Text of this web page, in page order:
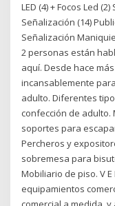
LED (4) + Focos Led
Señalización (14)
Señalización
2 personas están
aquí. Desde hace
incansablemente
adulto. Diferentes
confección de
soportes para
Percheros y
sobremesa para
Mobiliario de piso. V
equipamientos